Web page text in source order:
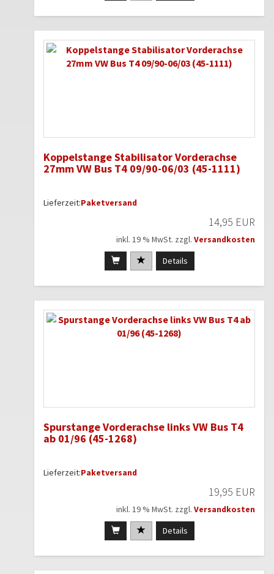
Koppelstange Stabilisator Vorderachse
27mm VW Bus T4 09/90-06/03 (45-1111)
Lieferzeit:Paketversand
14,95 EUR
inkl. 19 % MwSt. zzgl. Versandkosten
Details
Spurstange Vorderachse links VW Bus T4
ab 01/96 (45-1268)
Lieferzeit:Paketversand
19,95 EUR
inkl. 19 % MwSt. zzgl. Versandkosten
Details